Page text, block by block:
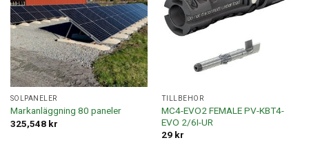
SOLPANELER
Markanläggning 80 paneler
325,548 kr
TILLBEHÖR
MC4-EVO2 FEMALE PV-KBT4-
EVO 2/6I-UR
29 kr